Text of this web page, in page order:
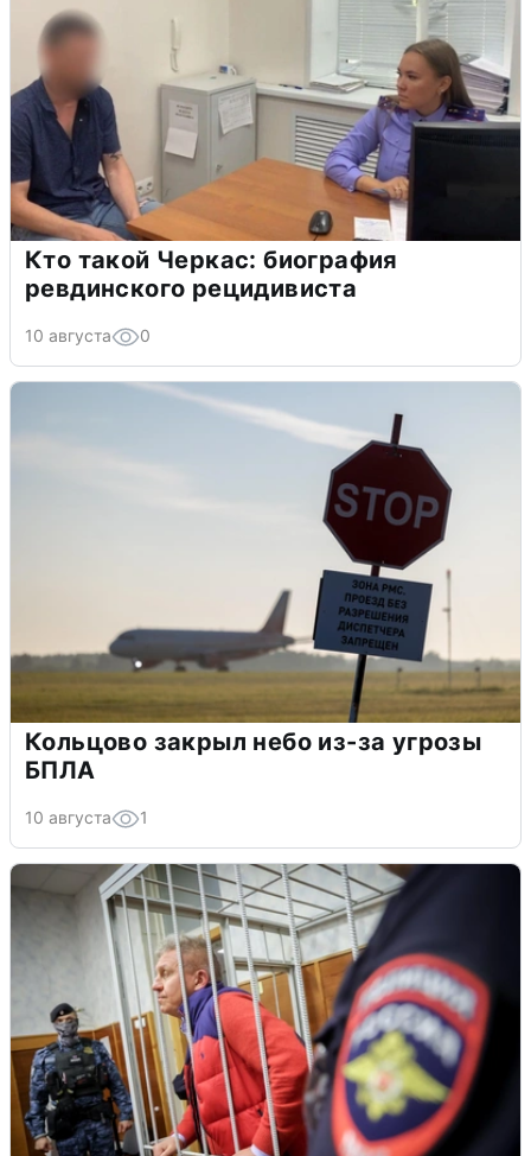
Кто такой Черкас: биография
ревдинского рецидивиста
10 августа 0
Кольцово закрыл небо из-за угрозы
БПЛА
10 августа 1